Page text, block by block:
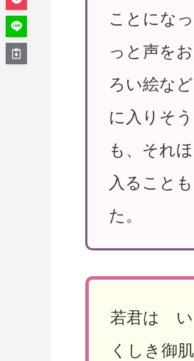
ことにな
っと声を
ろい絵な
に入りそ
も、それ
入ること
た。
若君は い
くしき御